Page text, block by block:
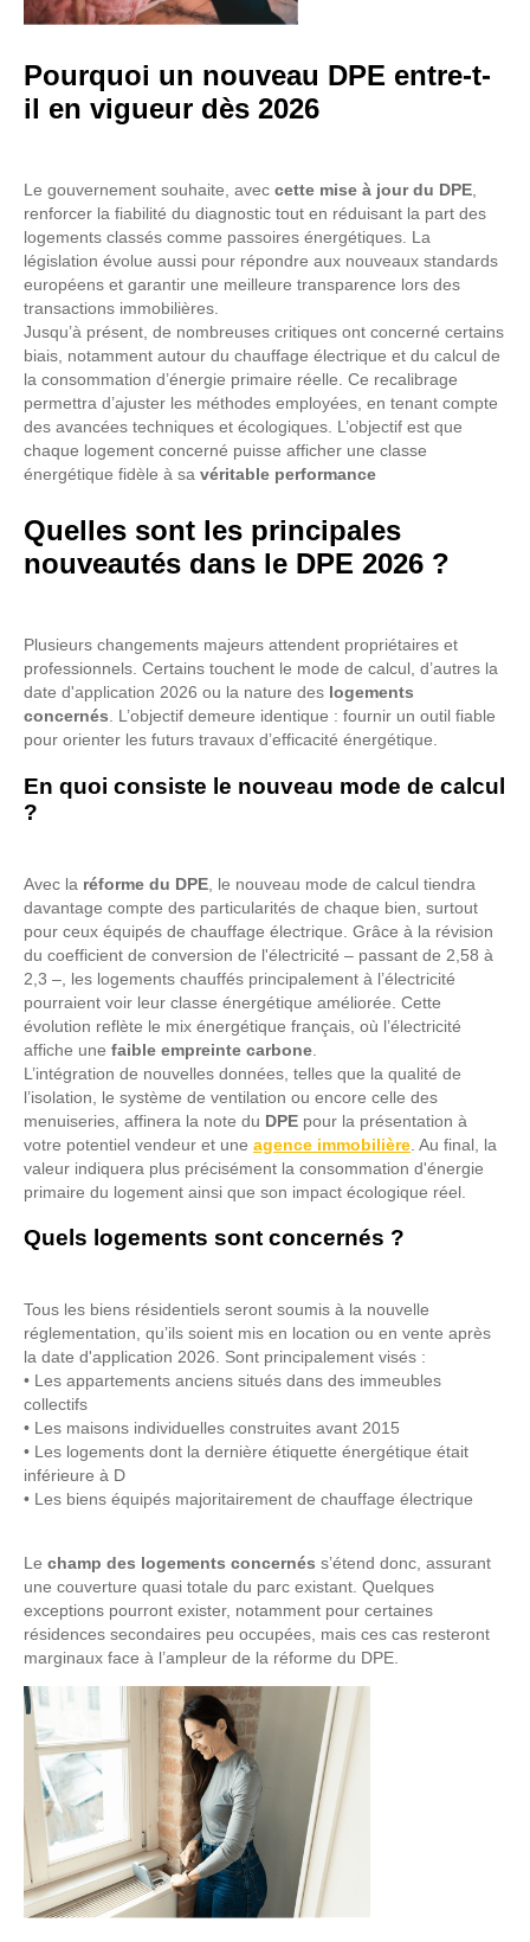
Pourquoi un nouveau DPE entre-t-
il en vigueur dès 2026
Le gouvernement souhaite, avec cette mise à jour du DPE,
renforcer la fiabilité du diagnostic tout en réduisant la part des
logements classés comme passoires énergétiques. La
législation évolue aussi pour répondre aux nouveaux standards
européens et garantir une meilleure transparence lors des
transactions immobilières.
Jusqu’à présent, de nombreuses critiques ont concerné certains
biais, notamment autour du chauffage électrique et du calcul de
la consommation d’énergie primaire réelle. Ce recalibrage
permettra d’ajuster les méthodes employées, en tenant compte
des avancées techniques et écologiques. L’objectif est que
chaque logement concerné puisse afficher une classe
énergétique fidèle à sa véritable performance
Quelles sont les principales
nouveautés dans le DPE 2026 ?
Plusieurs changements majeurs attendent propriétaires et
professionnels. Certains touchent le mode de calcul, d’autres la
date d'application 2026 ou la nature des logements
concernés. L’objectif demeure identique : fournir un outil fiable
pour orienter les futurs travaux d’efficacité énergétique.
En quoi consiste le nouveau mode de calcul
?
Avec la réforme du DPE , le nouveau mode de calcul tiendra
davantage compte des particularités de chaque bien, surtout
pour ceux équipés de chauffage électrique. Grâce à la révision
du coefficient de conversion de l'électricité – passant de 2,58 à
2,3 –, les logements chauffés principalement à l’électricité
pourraient voir leur classe énergétique améliorée. Cette
évolution reflète le mix énergétique français, où l’électricité
affiche une faible empreinte carbone
L’intégration de nouvelles données, telles que la qualité de
l’isolation, le système de ventilation ou encore celle des
menuiseries, affinera la note du DPE pour la présentation à
votre potentiel vendeur et une agence immobilière . Au final, la
valeur indiquera plus précisément la consommation d'énergie
primaire du logement ainsi que son impact écologique réel.
Quels logements sont concernés ?
Tous les biens résidentiels seront soumis à la nouvelle
réglementation, qu’ils soient mis en location ou en vente après
la date d'application 2026. Sont principalement visés :
• Les appartements anciens situés dans des immeubles
collectifs
• Les maisons individuelles construites avant 2015
• Les logements dont la dernière étiquette énergétique était
inférieure à D
• Les biens équipés majoritairement de chauffage électrique
Le champ des logements concernés s’étend donc, assurant
une couverture quasi totale du parc existant. Quelques
exceptions pourront exister, notamment pour certaines
résidences secondaires peu occupées, mais ces cas resteront
marginaux face à l’ampleur de la réforme du DPE.